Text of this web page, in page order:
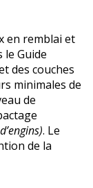
en remblai et
le Guide
des couches
minimales de
de
. Le
de la